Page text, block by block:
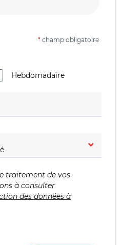
* champ obligatoire
Hebdomadaire
obligatoire)
traitement de vos
à consulter
des données à